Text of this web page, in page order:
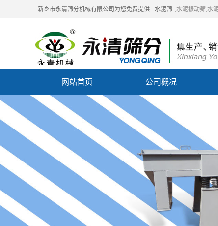
新乡市永清筛分机械有限公司为您免费提供 水泥筛 ,水泥振动筛,水
网站首页 公司概况
联系我们